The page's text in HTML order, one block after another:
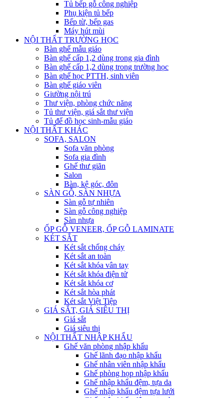
Tủ bếp gỗ công nghiệp
Phụ kiện tủ bếp
Bếp từ, bếp gas
Máy hút mùi
NỘI THẤT TRƯỜNG HỌC
Bàn ghế mẫu giáo
Bàn ghế cấp 1,2 dùng trong gia đình
Bàn ghế cấp 1,2 dùng trong trường học
Bàn ghế học PTTH, sinh viên
Bàn ghế giáo viên
Giường nội trú
Thư viện, phòng chức năng
Tủ thư viện, giá sắt thư viện
Tủ để đồ học sinh-mẫu giáo
NỘI THẤT KHÁC
SOFA, SALON
Sofa văn phòng
Sofa gia đình
Ghế thư giãn
Salon
Bàn, kệ góc, đôn
SÀN GỖ, SÀN NHỰA
Sàn gỗ tự nhiên
Sàn gỗ công nghiệp
Sàn nhựa
ỐP GỖ VENEER, ỐP GỖ LAMINATE
KÉT SẮT
Két sắt chống cháy
Két sắt an toàn
Két sắt khóa vân tay
Két sắt khóa điện tử
Két sắt khóa cơ
Két sắt hòa phát
Két sắt Việt Tiệp
GIÁ SẮT, GIÁ SIÊU THỊ
Giá sắt
Giá siêu thị
NỘI THẤT NHẬP KHẨU
Ghế văn phòng nhập khẩu
Ghế lãnh đạo nhập khẩu
Ghế nhân viên nhập khẩu
Ghế phòng họp nhập khẩu
Ghế nhập khẩu đệm, tựa da
Ghế nhập khẩu đệm tựa lưới